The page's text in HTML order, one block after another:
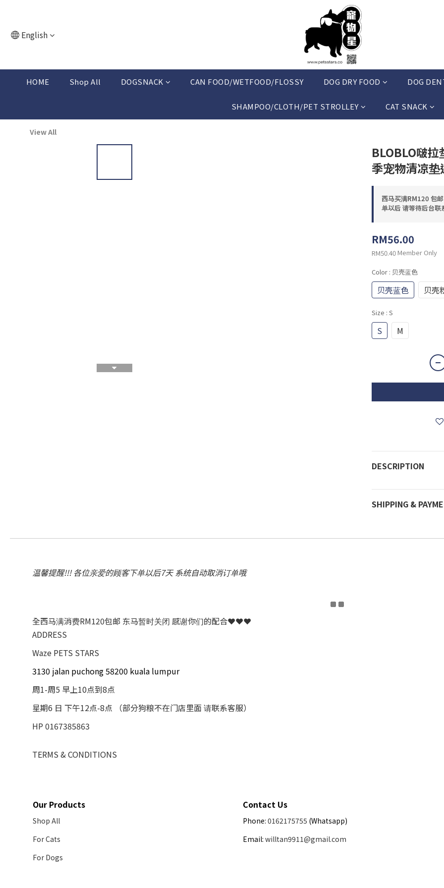
English
HOME Shop All DOGSNACK CAN FOOD/WETFOOD/FLOSSY DOG DRY FOOD DOG
SHAMPOO/CLOTH/PET STROLLEY CAT SNACK
View All
BLOBLO啵
季宠物清凉
西马买满RM120 包
单以后 请等待后台
RM56.00
RM50.40Member Only
Color : 贝壳蓝色
贝壳蓝色 贝壳
Size : S
S M
DESCRIPTION
SHIPPING &
温馨提醒!!! 各位亲爱的顾客下单以后7天 系统自动取消订单哦
全西马满消费RM120包邮 东马暂时关闭 感谢你们的配合❤❤❤
ADDRESS
Waze PETS STARS
3130 jalan puchong 58200 kuala lumpur
周1-周5 早上10点到8点
星期6 日 下午12点-8点 （部分狗粮不在门店里面 请联系客服）
HP 0167385863
TERMS & CONDITIONS
Our Products
Shop All
For Cats
For Dogs
Contact Us
Phone: 0162175755 (Whatsapp)
Email: willtan9911@gmail.com